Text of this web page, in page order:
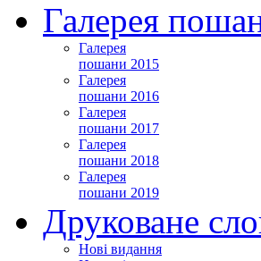
Галерея
Галерея
пошани 2015
Галерея
пошани 2016
Галерея
пошани 2017
Галерея
пошани 2018
Галерея
пошани 2019
Друковане
Нові видання